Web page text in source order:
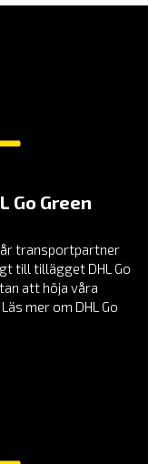
Go Green
transportpartner
till tillägget DHL Go
att höja våra
mer om DHL Go